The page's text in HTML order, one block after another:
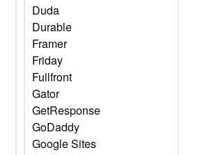
Duda
Durable
Framer
Friday
Fullfront
Gator
GetResponse
GoDaddy
Google Sites